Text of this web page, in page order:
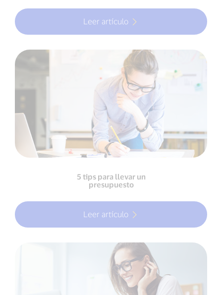
Leer artículo
5 tips para llevar un
presupuesto
Leer artículo